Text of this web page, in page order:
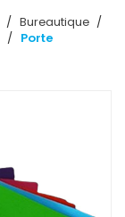
Bureautique
Porte